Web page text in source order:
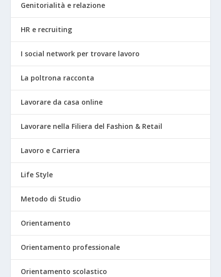
Genitorialità e relazione
HR e recruiting
I social network per trovare lavoro
La poltrona racconta
Lavorare da casa online
Lavorare nella Filiera del Fashion & Retail
Lavoro e Carriera
Life Style
Metodo di Studio
Orientamento
Orientamento professionale
Orientamento scolastico